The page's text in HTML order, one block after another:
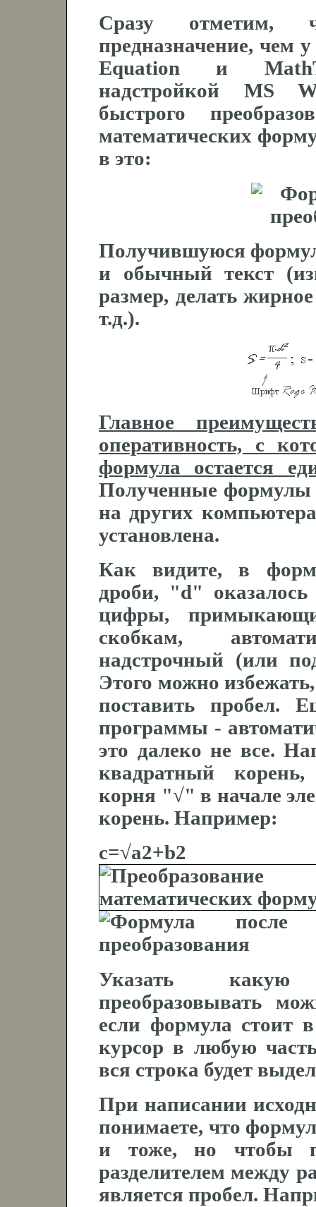
Сразу
предназначение, чем
Equation и
надстройкой MS
быстрого
математических
в это:
Получившуюся
и обычный текст
размер, делать
т.д.).
Главное
оперативность, с
формула остается
Полученные формулы
на других
установлена.
Как видите, в
дроби, "d"
цифры,
скобкам,
надстрочный (или
Этого можно
поставить пробел.
программы -
это далеко не все.
квадратный
корня "√" в начале
корень. Например:
c=√a2+b2
Указать какую
преобразовывать
если формула стоит
курсор в любую
вся строка будет
При написании
понимаете, что
и тоже, но чтобы
разделителем между
является пробел.